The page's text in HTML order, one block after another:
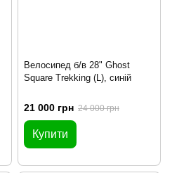
Велосипед б/в 28" Ghost
Square Trekking (L), синій
21 000 грн 24 000 грн
Купити